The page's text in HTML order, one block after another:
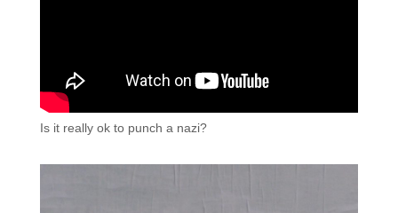
Is it really ok to punch a nazi?